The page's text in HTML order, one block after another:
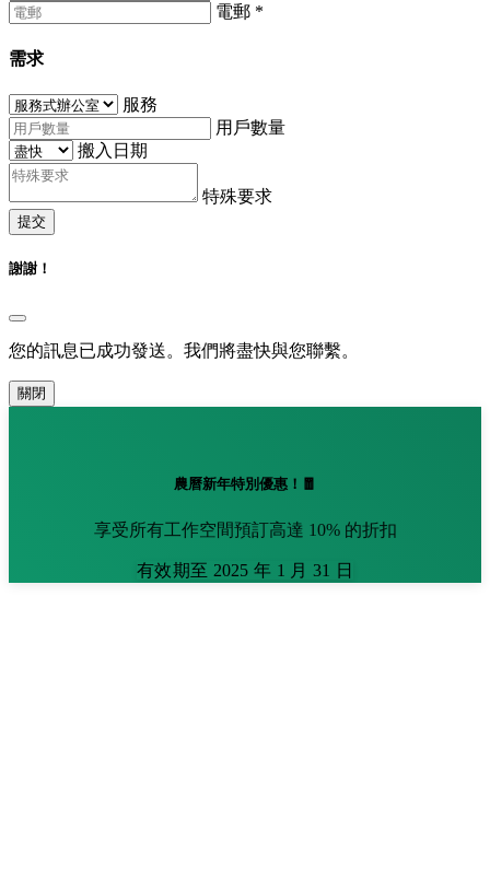
電郵 *
需求
服務
用戶數量
搬入日期
特殊要求
提交
謝謝！
您的訊息已成功發送。我們將盡快與您聯繫。
關閉
農曆新年特別優惠！🧧
享受所有工作空間預訂高達 10% 的折扣
有效期至 2025 年 1 月 31 日